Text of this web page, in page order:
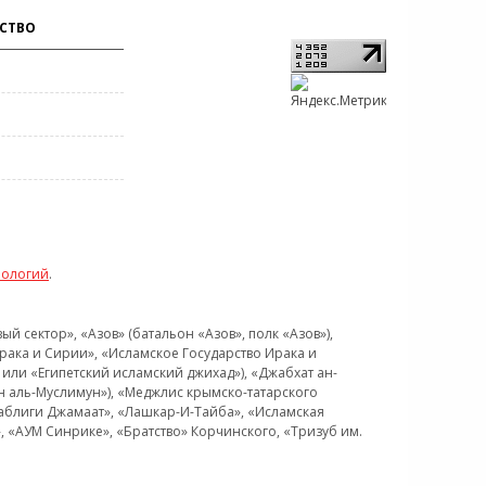
.
«Азов» (батальон «Азов», полк «Азов»),
и Сирии», «Исламское Государство Ирака и
«Египетский исламский джихад»), «Джабхат ан-
Муслимун»), «Меджлис крымско-татарского
Джамаат», «Лашкар-И-Тайба», «Исламская
Синрике», «Братство» Корчинского, «Тризуб им.